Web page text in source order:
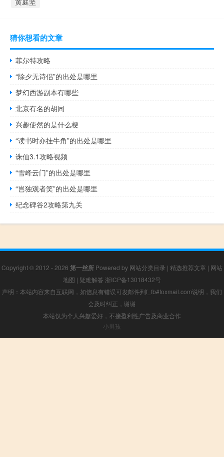
猜你想看的文章
菲尔特攻略
“除夕无诗侣”的出处是哪里
梦幻西游副本有哪些
北京有名的胡同
兴趣使然的是什么梗
“读书时亦挂牛角”的出处是哪里
诛仙3.1攻略视频
“雪峰云门”的出处是哪里
“岂独观者笑”的出处是哪里
纪念碑谷2攻略第九关
Copyright © 2012 - 2026 第一丝所 Powered by 网站分类目录 | 精选推荐文章 | 网站
地图 | 疑难解答 浙ICP备13018432号
声明：本站内容来自互联网，如信息有错误可发邮件到f_fb#foxmail.com说明，我们
会及时纠正，谢谢
本站仅为个人兴趣爱好，不接盈利性广告及商业合作
小男孩